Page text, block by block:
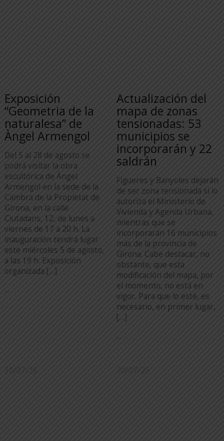
Exposición
“Geometria de la
naturalesa” de
Àngel Armengol
Del 5 al 28 de agosto se
podrá visitar la obra
escultórica de Àngel
Armengol en la sede de la
Cambra de la Propietat de
Girona, en la calle
Ciutadans, 12, de lunes a
viernes de 17 a 20 h. La
inauguración tendrá lugar
este miércoles 5 de agosto,
a las 19 h. Exposición
organizada […]
...
Actualización del
mapa de zonas
tensionadas: 53
municipios se
incorporarán y 22
saldrán
Figueres y Banyoles dejarán
de ser zona tensionada si lo
autoriza el Ministerio de
Vivienda y Agenda Urbana,
mientras que se
incorporarán 16 municipios
más de la provincia de
Girona. Cabe destacar, no
obstante, que esta
modificación del mapa, por
el momento, no está en
vigor. Para que lo esté, es
necesario, en primer lugar,
[…]
...
30/07/26 20/07/26